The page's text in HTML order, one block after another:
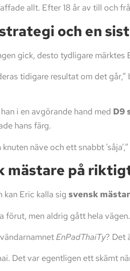
allt. Efter 18 år av till och
och en
gick, desto tydligare märktes
tidigare resultat om det
i en avgörande hand med D9
hans färg.
näve och ett snabbt
mästare på
kan Eric kalla sig svensk
förut, men aldrig gått hela
EnPadThaiTy? Det
Det var egentligen ett skämt